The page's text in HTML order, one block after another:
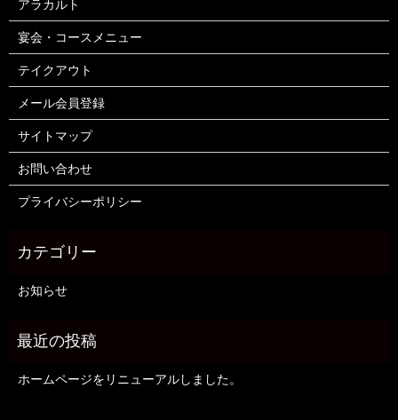
アラカルト
宴会・コースメニュー
テイクアウト
メール会員登録
サイトマップ
お問い合わせ
プライバシーポリシー
お知らせ
ホームページをリニューアルしました。